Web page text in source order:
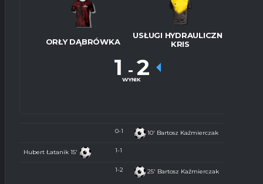
ORŁY DĄBRÓWKA
USŁUGI HYDRAULICZNE
KRIS
1 - 2
WYNIK
0-1 10' Bartosz Kaźmierczak
Hubert Łatanik15' 1-1
1-2 25' Bartosz Kaźmierczak